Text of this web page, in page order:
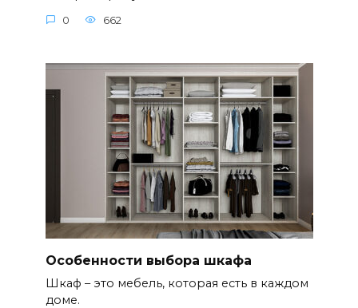
0 662
Особенности выбора шкафа
Шкаф – это мебель, которая есть в каждом
доме.